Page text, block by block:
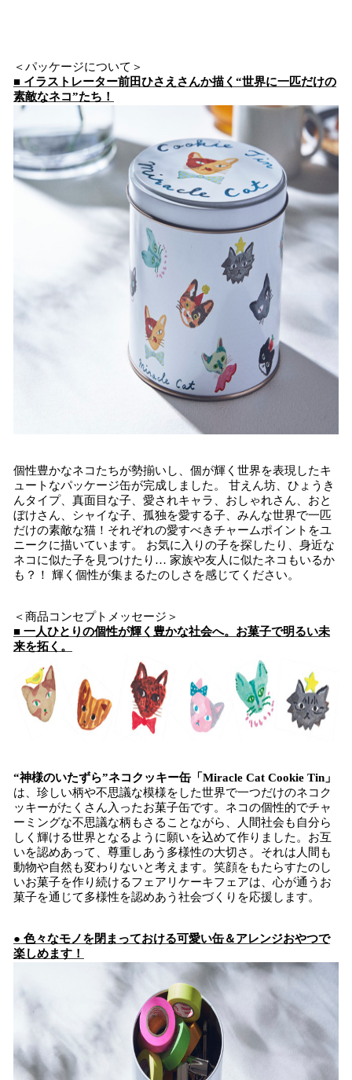
＜パッケージについて＞
■ イラストレーター前田ひさえさんか描く“世界に一匹だけの
素敵なネコ”たち！
個性豊かなネコたちが勢揃いし、個が輝く世界を表現したキ
ュートなパッケージ缶が完成しました。 甘えん坊、ひょうき
んタイプ、真面目な子、愛されキャラ、おしゃれさん、おと
ぼけさん、シャイな子、孤独を愛する子、みんな世界で一匹
だけの素敵な猫！それぞれの愛すべきチャームポイントをユ
ニークに描いています。 お気に入りの子を探したり、身近な
ネコに似た子を見つけたり… 家族や友人に似たネコもいるか
も？！ 輝く個性が集まるたのしさを感じてください。
＜商品コンセプトメッセージ＞
■ 一人ひとりの個性が輝く豊かな社会へ。お菓子で明るい未
来を拓く。
“神様のいたずら”ネコクッキー缶「Miracle Cat Cookie Tin」
は、珍しい柄や不思議な模様をした世界で一つだけのネコク
ッキーがたくさん入ったお菓子缶です。ネコの個性的でチャ
ーミングな不思議な柄もさることながら、人間社会も自分ら
しく輝ける世界となるように願いを込めて作りました。お互
いを認めあって、尊重しあう多様性の大切さ。それは人間も
動物や自然も変わりないと考えます。笑顔をもたらすたのし
いお菓子を作り続けるフェアリケーキフェアは、心が通うお
菓子を通じて多様性を認めあう社会づくりを応援します。
● 色々なモノを閉まっておける可愛い缶＆アレンジおやつで
楽しめます！